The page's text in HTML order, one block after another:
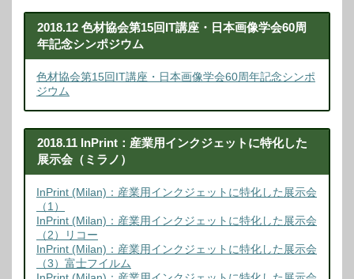
2018.12 色材協会第15回IT講座・日本画像学会60周
年記念シンポジウム
色材協会第15回IT講座・日本画像学会60周年記念シンポ
ジウム
2018.11 InPrint：産業用インクジェットに特化した
展示会（ミラノ）
InPrint (Milan)：産業用インクジェットに特化した展示会
（1）
InPrint (Milan)：産業用インクジェットに特化した展示会
（2）リコー
InPrint (Milan)：産業用インクジェットに特化した展示会
（3）富士フイルム